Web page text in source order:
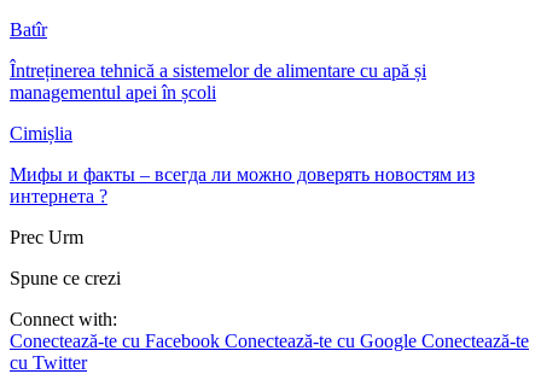
Batîr
Întreținerea tehnică a sistemelor de alimentare cu apă și
managementul apei în școli
Cimișlia
Мифы и факты – всегда ли можно доверять новостям из
интернета ?
Prec Urm
Spune ce crezi
Connect with:
Conectează-te cu Facebook Conectează-te cu Google Conectează-te
cu Twitter